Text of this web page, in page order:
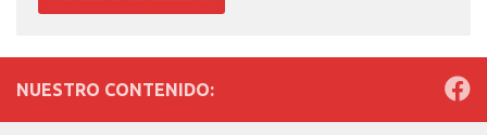
NUESTRO CONTENIDO: